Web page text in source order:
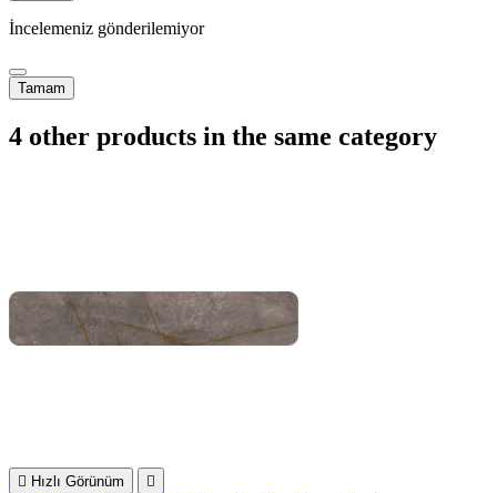
İncelemeniz gönderilemiyor
Tamam
4 other products in the same category
 Hızlı Görünüm 